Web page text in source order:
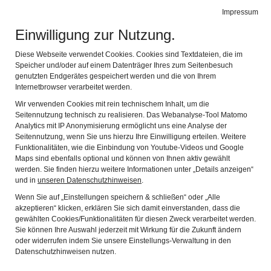
Impressum
Einwilligung zur Nutzung.
Diese Webseite verwendet Cookies. Cookies sind Textdateien, die im
Speicher und/oder auf einem Datenträger Ihres zum Seitenbesuch
genutzten Endgerätes gespeichert werden und die von Ihrem
Internetbrowser verarbeitet werden.
Wir verwenden Cookies mit rein technischem Inhalt, um die
Seitennutzung technisch zu realisieren. Das Webanalyse-Tool Matomo
Analytics mit IP Anonymisierung ermöglicht uns eine Analyse der
Seitennutzung, wenn Sie uns hierzu Ihre Einwilligung erteilen. Weitere
Funktionalitäten, wie die Einbindung von Youtube-Videos und Google
Maps sind ebenfalls optional und können von Ihnen aktiv gewählt
werden. Sie finden hierzu weitere Informationen unter „Details anzeigen“
und in unseren Datenschutzhinweisen.
Wenn Sie auf „Einstellungen speichern & schließen“ oder „Alle
akzeptieren“ klicken, erklären Sie sich damit einverstanden, dass die
gewählten Cookies/Funktionalitäten für diesen Zweck verarbeitet werden.
Sie können Ihre Auswahl jederzeit mit Wirkung für die Zukunft ändern
oder widerrufen indem Sie unsere Einstellungs-Verwaltung in den
Datenschutzhinweisen nutzen.
08. November 2024, 18 Uhr
(K)ein Umbruch? Zur
Kontinuität von
Rosenkränzen im